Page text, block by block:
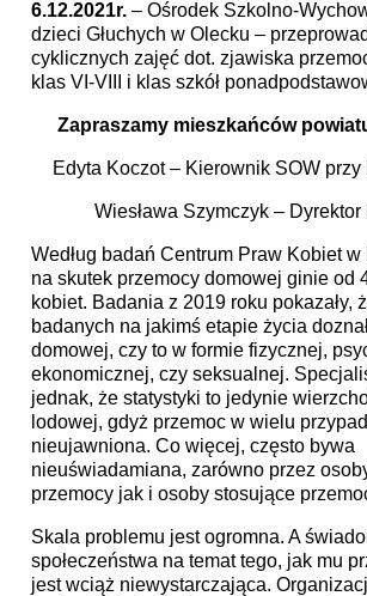
6.12.2021r. – Ośrodek Szkolno-
dzieci Głuchych w Olecku –
cyklicznych zajęć dot. zjawiska
klas VI-VIII i klas szkół
Zapraszamy mieszkańców
Edyta Koczot – Kierownik SOW
Wiesława Szymczyk –
Według badań Centrum Praw Kobiet
na skutek przemocy domowej ginie od
kobiet. Badania z 2019 roku pokazały,
badanych na jakimś etapie życia
domowej, czy to w formie fizycznej,
ekonomicznej, czy seksualnej.
jednak, że statystyki to jedynie
lodowej, gdyż przemoc w wielu
nieujawniona. Co więcej, często bywa
nieuświadamiana, zarówno przez
przemocy jak i osoby stosujące
Skala problemu jest ogromna. A
społeczeństwa na temat tego, jak mu
jest wciąż niewystarczająca.